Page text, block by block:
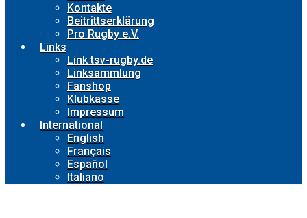
Kontakte
Beitrittserklärung
Pro Rugby e.V.
Links
Link tsv-rugby.de
Linksammlung
Fanshop
Klubkasse
Impressum
International
English
Français
Español
Italiano